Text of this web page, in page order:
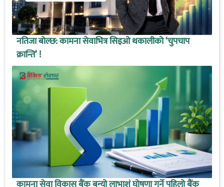
नतिजा बोल्छ: कामना सेवाभित्र सिइओ थकालीको ‘चुपचाप
क्रान्ति’ !